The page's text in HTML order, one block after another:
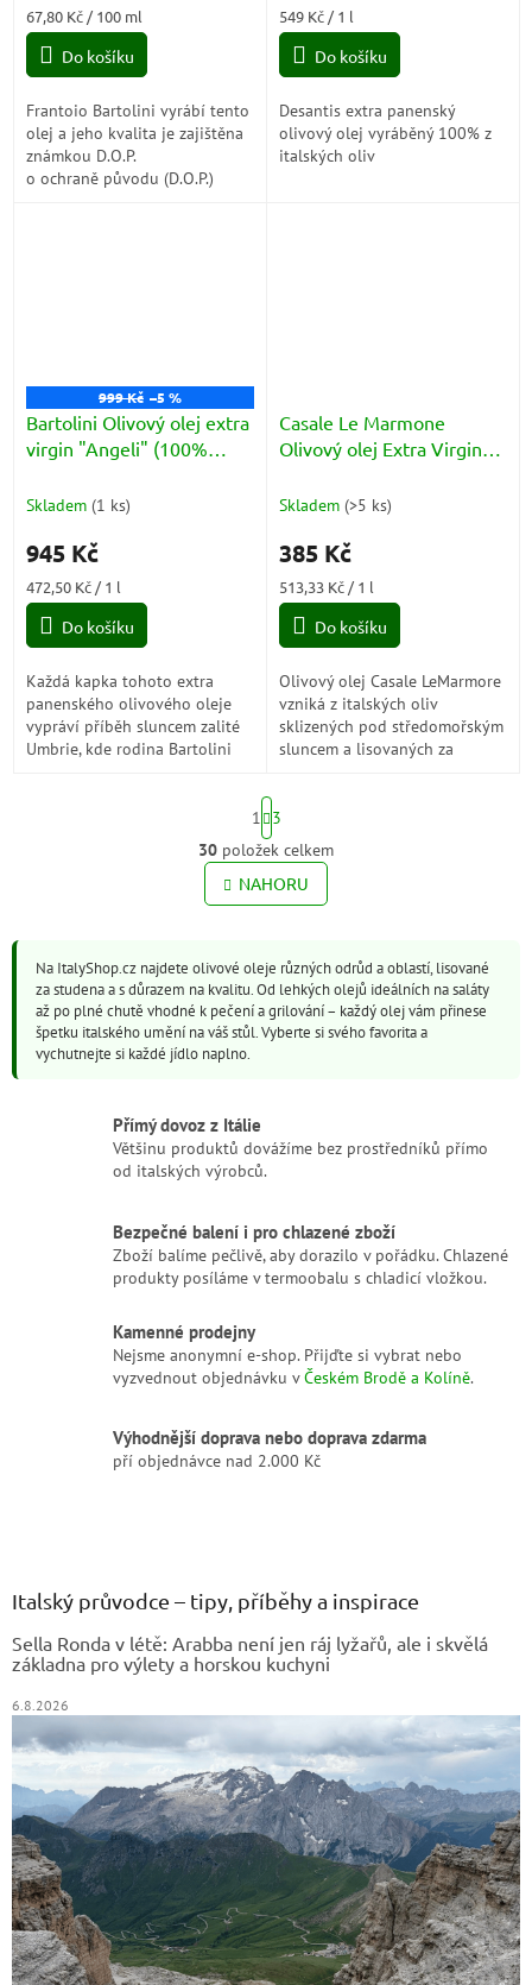
5,0
5
Měrná
cena:
67,80 Kč / 100 ml
Do košíku
Frantoio Bartolini vyrábí tento
olej a jeho kvalita je zajištěna
známkou D.O.P.
o ochraně původu (D.O.P.)
5,0
5
Měrná
cena:
549 Kč / 1 l
Do košíku
Desantis extra panenský
olivový olej vyráběný 100% z
italských oliv
999 Kč –5 %
Bartolini Olivový olej extra
virgin "Angeli" (100%
Skladem (1 ks)
945 Kč
Měrná
cena:
472,50 Kč / 1 l
Do košíku
Každá kapka tohoto extra
panenského olivového oleje
vypráví příběh sluncem zalité
Umbrie, kde rodina Bartolini
Casale Le Marmone
Olivový olej Extra Virgin
Skladem (>5 ks)
385 Kč
Měrná
cena:
513,33 Kč / 1 l
Do košíku
Olivový olej Casale LeMarmore
vzniká z italských oliv
sklizených pod středomořským
sluncem a lisovaných za
generace. Intenzivně...
O
v
l
a
c
í
p
v
ý
s
u
S
t
r
á
n
k
á
n
í
1
3
30 položek celkem
NAHORU
Na ItalyShop.cz najdete olivové oleje různých odrůd a oblastí, lisované
za studena a s důrazem na kvalitu. Od lehkých olejů ideálních na saláty
až po plné chutě vhodné k pečení a grilování – každý olej vám přinese
špetku italského umění na váš stůl. Vyberte si svého favorita a
vychutnejte si každé jídlo naplno.
Přímý dovoz z Itálie
Většinu produktů dovážíme bez prostředníků přímo
od italských výrobců.
Bezpečné balení i pro chlazené zboží
Zboží balíme pečlivě, aby dorazilo v pořádku. Chlazené
produkty posíláme v termoobalu s chladicí vložkou.
Kamenné prodejny
Nejsme anonymní e-shop. Přijďte si vybrat nebo
vyzvednout objednávku vČeském Brodě a Kolíně.
Výhodnější doprava nebo doprava zdarma
pří objednávce nad 2.000 Kč
Italský průvodce – tipy, příběhy a inspirace
Sella Ronda v létě: Arabba není jen ráj lyžařů, ale i skvělá
základna pro výlety a horskou kuchyni
6.8.2026